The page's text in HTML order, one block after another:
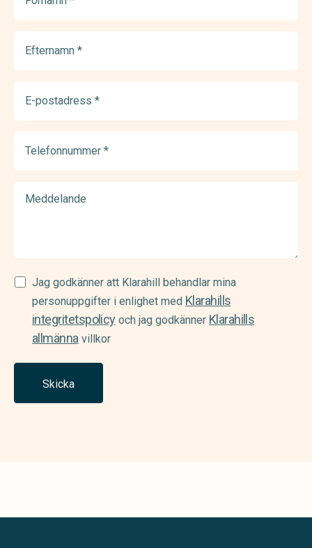
(Required)
(Required)
postadress
(Required)
Samtycke
(Required)
Jag godkänner att Klarahill behandlar mina
personuppgifter i enlighet med Klarahills
integritetspolicyoch jag godkänner Klarahills
allmännavillkor
Skicka